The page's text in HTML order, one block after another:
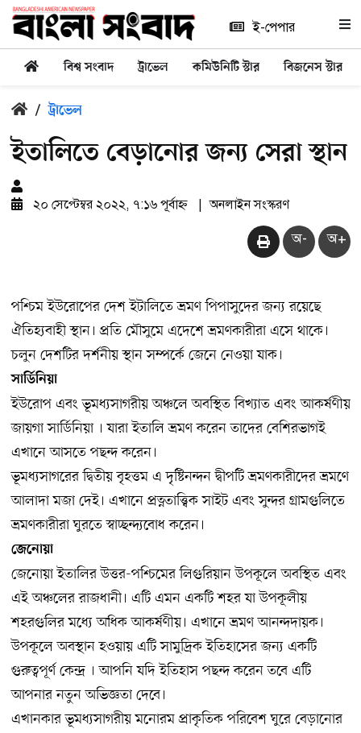
ই-পেপার
বিশ্ব সংবাদ ট্রাভেল কমিউনিটি স্টার বিজনেস স্টার
/ ট্রাভেল
ইতালিতে বেড়ানোর জন্য সেরা স্থান
২০ সেপ্টেম্বর ২০২২, ৭:১৬ পূর্বাহ্ন অনলাইন সংস্করণ
অ- অ+
পশ্চিম ইউরোপের দেশ ইটালিতে ভ্রমণ পিপাসুদের জন্য রয়েছে
ঐতিহ্যবাহী স্থান। প্রতি মৌসুমে এদেশে ভ্রমণকারীরা এসে থাকে।
চলুন দেশটির দর্শনীয় স্থান সম্পর্কে জেনে নেওয়া যাক।
সার্ডিনিয়া
ইউরোপ এবং ভূমধ্যসাগরীয় অঞ্চলে অবস্থিত বিখ্যাত এবং আকর্ষণীয়
জায়গা সার্ডিনিয়া । যারা ইতালি ভ্রমণ করেন তাদের বেশিরভাগই
এখানে আসতে পছন্দ করেন।
ভূমধ্যসাগরের দ্বিতীয় বৃহত্তম এ দৃষ্টিনন্দন দ্বীপটি ভ্রমণকারীদের ভ্রমণে
আলাদা মজা দেই। এখানে প্রত্নতাত্ত্বিক সাইট এবং সুন্দর গ্রামগুলিতে
ভ্রমণকারীরা ঘুরতে স্বাচ্ছন্দ্যবোধ করেন।
জেনোয়া
জেনোয়া ইতালির উত্তর-পশ্চিমের লিগুরিয়ান উপকূলে অবস্থিত এবং
এই অঞ্চলের রাজধানী। এটি এমন একটি শহর যা উপকূলীয়
শহরগুলির মধ্যে অধিক আকর্ষণীয়। এখানে ভ্রমণ আনন্দদায়ক।
উপকূলে অবস্থান হওয়ায় এটি সামুদ্রিক ইতিহাসের জন্য একটি
গুরুত্বপূর্ণ কেন্দ্র । আপনি যদি ইতিহাস পছন্দ করেন তবে এটি
আপনার নতুন অভিজ্ঞতা দেবে।
এখানকার ভূমধ্যসাগরীয় মনোরম প্রাকৃতিক পরিবেশ ঘুরে বেড়ানোর